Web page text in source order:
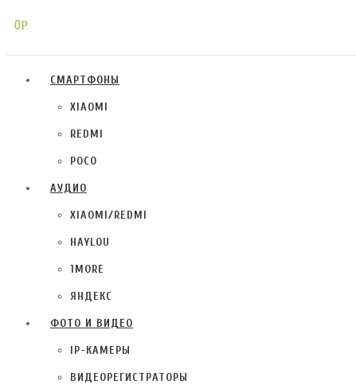
0Р
СМАРТФОНЫ
XIAOMI
REDMI
POCO
АУДИО
XIAOMI/REDMI
HAYLOU
1MORE
ЯНДЕКС
ФОТО И ВИДЕО
IP-КАМЕРЫ
ВИДЕОРЕГИСТРАТОРЫ